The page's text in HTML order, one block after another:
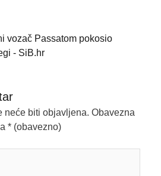
vozač Passatom pokosio
- SiB.hr
neće biti objavljena. Obavezna
* (obavezno)